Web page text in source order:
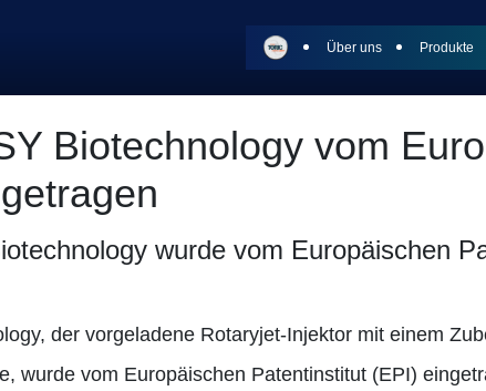
Über uns Produkte
Biotechnology vom
wurde vom Europäischen
der vorgeladene Rotaryjet-Injektor mit einem
wurde vom Europäischen Patentinstitut (EPI)